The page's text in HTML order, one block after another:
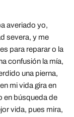
averiado yo,
severa, y me
para reparar o la
confusión la mía,
una pierna,
mi vida gira en
en búsqueda de
vida, pues mira,